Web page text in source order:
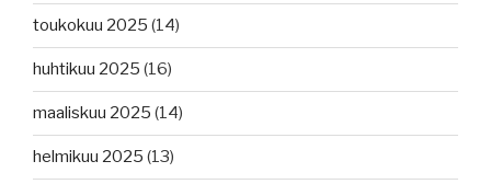
toukokuu 2025 (14)
huhtikuu 2025 (16)
maaliskuu 2025 (14)
helmikuu 2025 (13)